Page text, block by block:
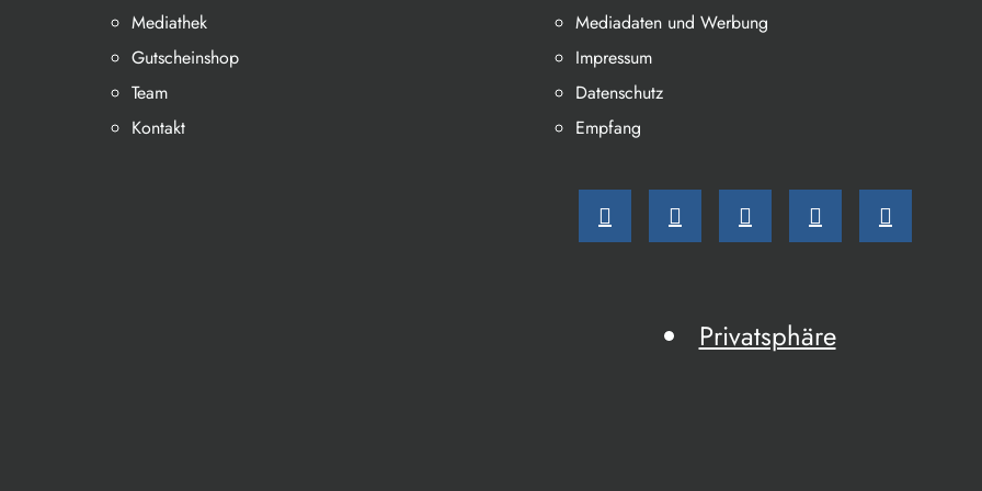
Mediathek
Gutscheinshop
Team
Kontakt
Mediadaten und Werbung
Impressum
Datenschutz
Empfang
Privatsphäre